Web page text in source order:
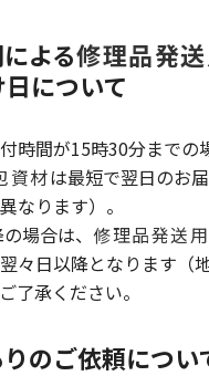
よる修理品発
について
時間が15時30分までの
資材は最短で翌日のお
なります）。
場合は、 修理品発送
々日以降となります（
了承ください。
のご依頼につい